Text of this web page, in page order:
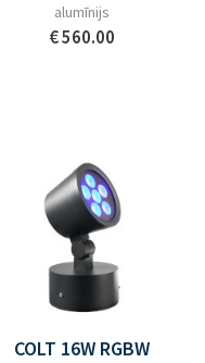
alumīnijs
€ 560.00
COLT 16W RGBW